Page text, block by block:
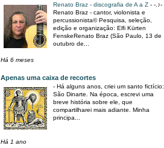
Renato Braz - discografia de A a Z - -.♪-
Renato Braz - cantor, violonista e
percussionista© Pesquisa, seleção,
edição e organização: Elfi Kürten
FenskeRenato Braz (São Paulo, 13 de
outubro de...
Há 6 meses
Apenas uma caixa de recortes
- Há alguns anos, criei um santo fictício:
São Dinarte. Na época, escrevi uma
breve história sobre ele, que
compartilharei mais adiante. Minha
principa...
Há 1 ano